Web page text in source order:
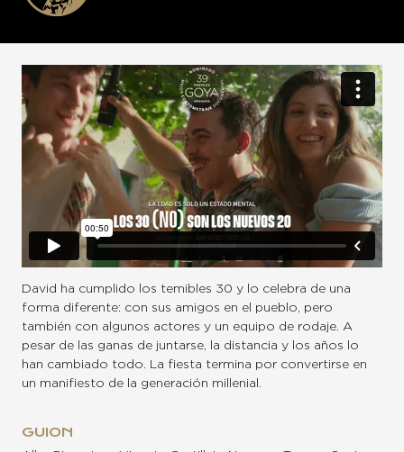
David ha cumplido los temibles 30 y lo celebra de una
forma diferente: con sus amigos en el pueblo, pero
también con algunos actores y un equipo de rodaje. A
pesar de las ganas de juntarse, la distancia y los años lo
han cambiado todo. La fiesta termina por convertirse en
un manifiesto de la generación millenial.
GUION